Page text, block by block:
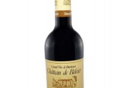
plusieurs
variations.
Les
options
peuvent